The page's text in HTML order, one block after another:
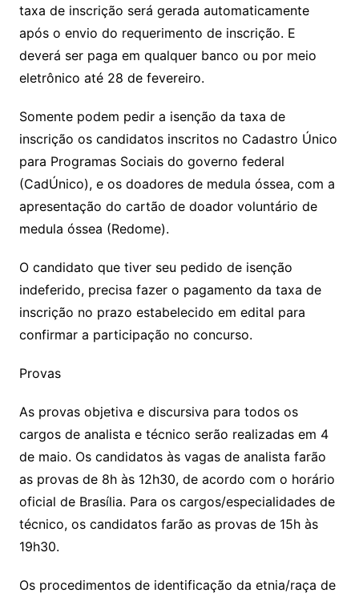
taxa de inscrição será gerada automaticamente
após o envio do requerimento de inscrição. E
deverá ser paga em qualquer banco ou por meio
eletrônico até 28 de fevereiro.
Somente podem pedir a isenção da taxa de
inscrição os candidatos inscritos no Cadastro Único
para Programas Sociais do governo federal
(CadÚnico), e os doadores de medula óssea, com a
apresentação do cartão de doador voluntário de
medula óssea (Redome).
O candidato que tiver seu pedido de isenção
indeferido, precisa fazer o pagamento da taxa de
inscrição no prazo estabelecido em edital para
confirmar a participação no concurso.
Provas
As provas objetiva e discursiva para todos os
cargos de analista e técnico serão realizadas em 4
de maio. Os candidatos às vagas de analista farão
as provas de 8h às 12h30, de acordo com o horário
oficial de Brasília. Para os cargos/especialidades de
técnico, os candidatos farão as provas de 15h às
19h30.
Os procedimentos de identificação da etnia/raça de